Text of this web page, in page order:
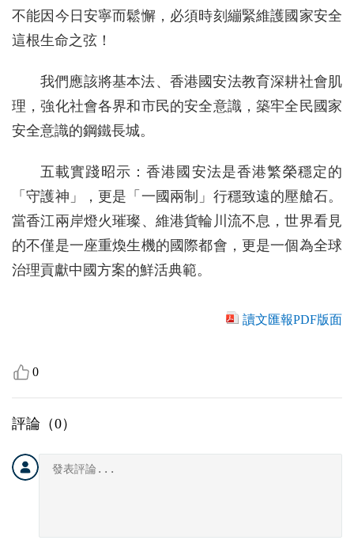
不能因今日安寧而鬆懈，必須時刻繃緊維護國家安全
這根生命之弦！
我們應該將基本法、香港國安法教育深耕社會肌
理，強化社會各界和市民的安全意識，築牢全民國家
安全意識的鋼鐵長城。
五載實踐昭示：香港國安法是香港繁榮穩定的
「守護神」，更是「一國兩制」行穩致遠的壓艙石。
當香江兩岸燈火璀璨、維港貨輪川流不息，世界看見
的不僅是一座重煥生機的國際都會，更是一個為全球
治理貢獻中國方案的鮮活典範。
讀文匯報PDF版面
0
評論（0）